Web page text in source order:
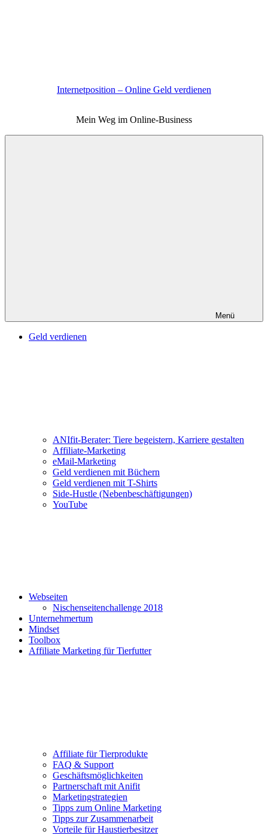
Internetposition – Online Geld verdienen
Mein Weg im Online-Business
Menü
Geld verdienen
ANIfit-Berater: Tiere begeistern, Karriere gestalten
Affiliate-Marketing
eMail-Marketing
Geld verdienen mit Büchern
Geld verdienen mit T-Shirts
Side-Hustle (Nebenbeschäftigungen)
YouTube
Webseiten
Nischenseitenchallenge 2018
Unternehmertum
Mindset
Toolbox
Affiliate Marketing für Tierfutter
Affiliate für Tierprodukte
FAQ & Support
Geschäftsmöglichkeiten
Partnerschaft mit Anifit
Marketingstrategien
Tipps zum Online Marketing
Tipps zur Zusammenarbeit
Vorteile für Haustierbesitzer